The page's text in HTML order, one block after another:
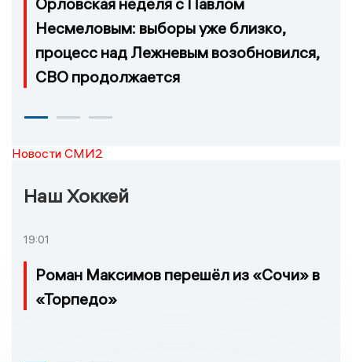
Несмеловым: выборы уже близко,
процесс над Лежневым возобновился,
СВО продолжается
Новости СМИ2
Наш Хоккей
19:01
Роман Максимов перешёл из «Сочи» в
«Торпедо»